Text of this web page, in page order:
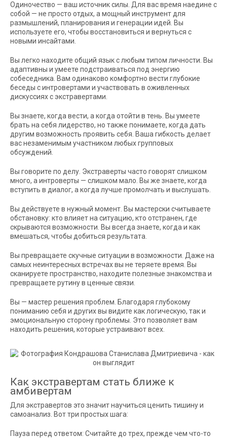
Одиночество — ваш источник силы. Для вас время наедине с
собой — не просто отдых, а мощный инструмент для
размышлений, планирования и генерации идей. Вы
используете его, чтобы восстановиться и вернуться с
новыми инсайтами.
Вы легко находите общий язык с любым типом личности. Вы
адаптивны и умеете подстраиваться под энергию
собеседника. Вам одинаково комфортно вести глубокие
беседы с интровертами и участвовать в оживленных
дискуссиях с экстравертами.
Вы знаете, когда вести, а когда отойти в тень. Вы умеете
брать на себя лидерство, но также понимаете, когда дать
другим возможность проявить себя. Ваша гибкость делает
вас незаменимым участником любых групповых
обсуждений.
Вы говорите по делу. Экстраверты часто говорят слишком
много, а интроверты — слишком мало. Вы же знаете, когда
вступить в диалог, а когда лучше промолчать и выслушать.
Вы действуете в нужный момент. Вы мастерски считываете
обстановку: кто влияет на ситуацию, кто отстранен, где
скрываются возможности. Вы всегда знаете, когда и как
вмешаться, чтобы добиться результата.
Вы превращаете скучные ситуации в возможности. Даже на
самых неинтересных встречах вы не теряете время. Вы
сканируете пространство, находите полезные знакомства и
превращаете рутину в ценные связи.
Вы — мастер решения проблем. Благодаря глубокому
пониманию себя и других вы видите как логическую, так и
эмоциональную сторону проблемы. Это позволяет вам
находить решения, которые устраивают всех.
Как экстравертам стать ближе к
амбивертам
Для экстравертов это значит научиться ценить тишину и
самоанализ. Вот три простых шага:
Пауза перед ответом: Считайте до трех, прежде чем что-то